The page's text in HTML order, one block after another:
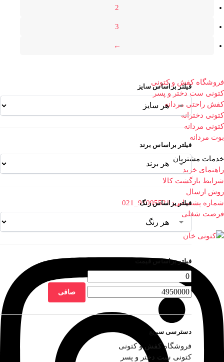
2
3
←
فیلتر براساس سایز
فیلتر براساس برند
فیلتر براساس رنگ
فیلتر براساس قیمت
صافی
دسترسی سریع
فروشگاه کفش و کتونی
کتونی ست دختر و پسر
فروشگاه کفش و کتونی
کتونی ست دختر و پسر
کفش راحتی مردانه
کتونی دخترانه
کتونی مردانه
بوت مردانه
خدمات مشتریان
راهنمای خرید
شرایط بازگشت کالا
روش ارسال
شماره پشتیبانی: 91095521_021
فرصت شغلی